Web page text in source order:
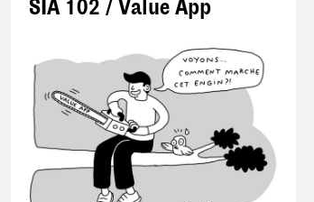
SIA 102 / Value App